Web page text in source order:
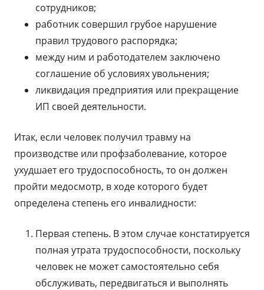
сотрудников;
работник совершил грубое нарушение
правил трудового распорядка;
между ним и работодателем заключено
соглашение об условиях увольнения;
ликвидация предприятия или прекращение
ИП своей деятельности.
Итак, если человек получил травму на
производстве или профзаболевание, которое
ухудшает его трудоспособность, то он должен
пройти медосмотр, в ходе которого будет
определена степень его инвалидности:
Первая степень. В этом случае констатируется
полная утрата трудоспособности, поскольку
человек не может самостоятельно себя
обслуживать, передвигаться и выполнять